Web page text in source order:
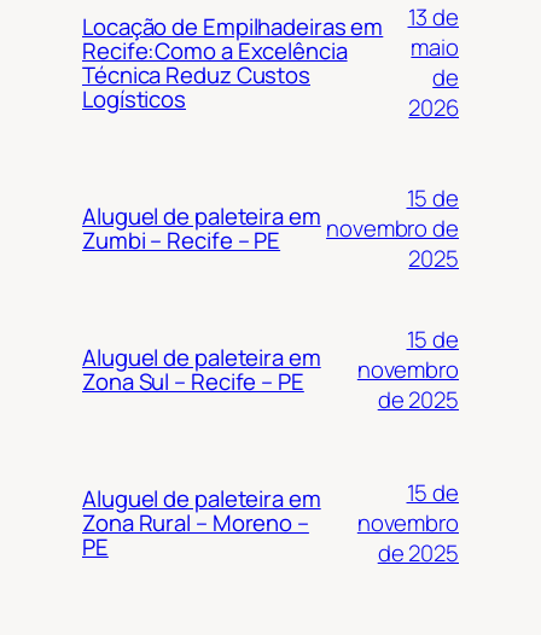
Locação de Empilhadeiras em
Recife:Como a Excelência
Técnica Reduz Custos
Logísticos
13 de
maio
de
2026
Aluguel de paleteira em
Zumbi – Recife – PE
15 de
novembro de
2025
Aluguel de paleteira em
Zona Sul – Recife – PE
15 de
novembro
de 2025
Aluguel de paleteira em
Zona Rural – Moreno –
PE
15 de
novembro
de 2025